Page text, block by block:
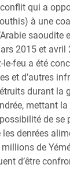
qui a
à une
saoudite
2015 et avril
le-feu a été
et d’autres
durant la
mettant
de se
denrées
millions de
d’être